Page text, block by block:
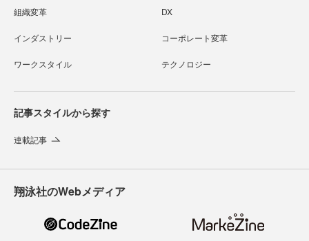
組織変革 DX
インダストリー コーポレート変革
ワークスタイル テクノロジー
記事スタイルから探す
連載記事
翔泳社のWebメディア